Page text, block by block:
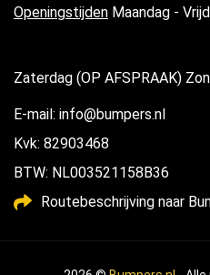
Openingstijden Maandag -
Zaterdag (OP AFSPRAAK)
E-mail: info@bumpers.nl
Kvk: 82903468
BTW: NL003521158B36
Routebeschrijving naar